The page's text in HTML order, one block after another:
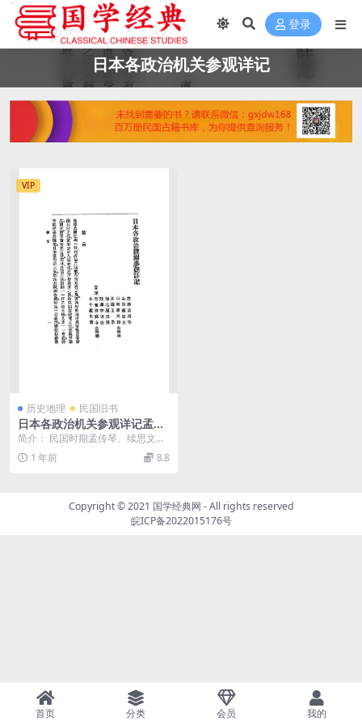
登录
日本各政治机关参观详记
VIP
历史地理 民国旧书
日本各政治机关参观详记孟传
琴PDF下载,民国日本政治制度
简介： 民国时期孟传琴、续思文、
唐文源、王皋、罗邦俊、李鸣鹿、
刘庭春、赵世清等著...
1 年前 8.8
Copyright © 2021 国学经典网 - All rights reserved
皖ICP备2022015176号
首页 分类 会员 我的